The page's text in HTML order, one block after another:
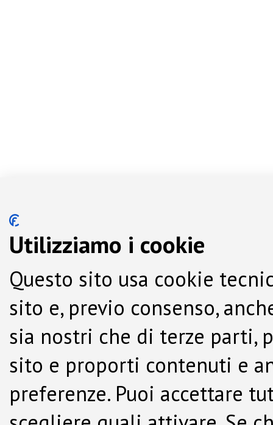
Utilizziamo i cookie
Questo sito usa cookie
sito e, previo consenso,
sia nostri che di terze parti,
sito e proporti contenuti e
preferenze. Puoi accettare